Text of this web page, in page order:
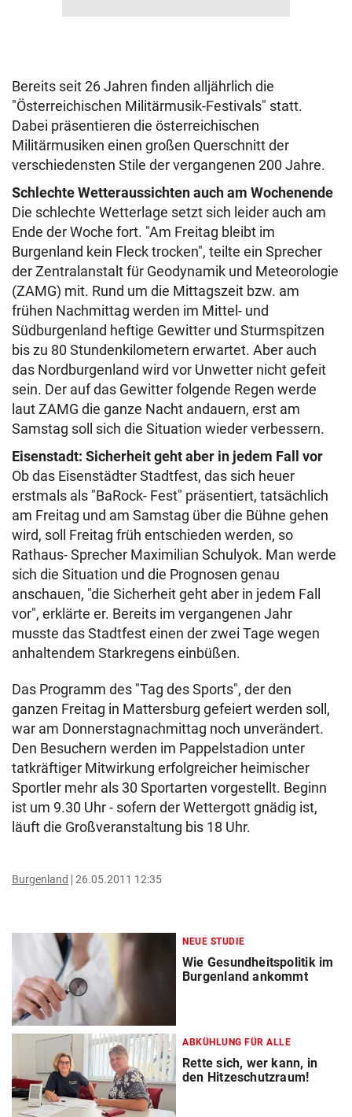
Bereits seit 26 Jahren finden alljährlich die
"Österreichischen Militärmusik-Festivals" statt.
Dabei präsentieren die österreichischen
Militärmusiken einen großen Querschnitt der
verschiedensten Stile der vergangenen 200 Jahre.
Schlechte Wetteraussichten auch am Wochenende
Die schlechte Wetterlage setzt sich leider auch am
Ende der Woche fort. "Am Freitag bleibt im
Burgenland kein Fleck trocken", teilte ein Sprecher
der Zentralanstalt für Geodynamik und Meteorologie
(ZAMG) mit. Rund um die Mittagszeit bzw. am
frühen Nachmittag werden im Mittel- und
Südburgenland heftige Gewitter und Sturmspitzen
bis zu 80 Stundenkilometern erwartet. Aber auch
das Nordburgenland wird vor Unwetter nicht gefeit
sein. Der auf das Gewitter folgende Regen werde
laut ZAMG die ganze Nacht andauern, erst am
Samstag soll sich die Situation wieder verbessern.
Eisenstadt: Sicherheit geht aber in jedem Fall vor
Ob das Eisenstädter Stadtfest, das sich heuer
erstmals als "BaRock- Fest" präsentiert, tatsächlich
am Freitag und am Samstag über die Bühne gehen
wird, soll Freitag früh entschieden werden, so
Rathaus- Sprecher Maximilian Schulyok. Man werde
sich die Situation und die Prognosen genau
anschauen, "die Sicherheit geht aber in jedem Fall
vor", erklärte er. Bereits im vergangenen Jahr
musste das Stadtfest einen der zwei Tage wegen
anhaltendem Starkregens einbüßen.
Das Programm des "Tag des Sports", der den
ganzen Freitag in Mattersburg gefeiert werden soll,
war am Donnerstagnachmittag noch unverändert.
Den Besuchern werden im Pappelstadion unter
tatkräftiger Mitwirkung erfolgreicher heimischer
Sportler mehr als 30 Sportarten vorgestellt. Beginn
ist um 9.30 Uhr - sofern der Wettergott gnädig ist,
läuft die Großveranstaltung bis 18 Uhr.
Burgenland 26.05.2011 12:35
NEUE STUDIE
Wie Gesundheitspolitik im
Burgenland ankommt
ABKÜHLUNG FÜR ALLE
Rette sich, wer kann, in
den Hitzeschutzraum!